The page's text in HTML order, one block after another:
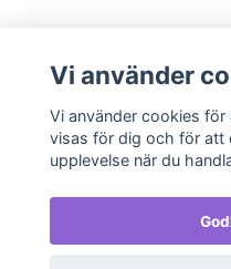
Vi använder
Vi använder cookies
visas för dig och för att
upplevelse när du